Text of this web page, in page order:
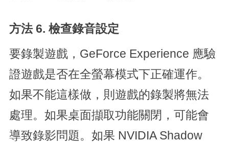
方法 6. 檢查錄音設定
要錄製遊戲，GeForce Experience 應驗
證遊戲是否在全螢幕模式下正確運作。
如果不能這樣做，則遊戲的錄製將無法
處理。如果桌面擷取功能關閉，可能會
導致錄影問題。如果 NVIDIA Shadow